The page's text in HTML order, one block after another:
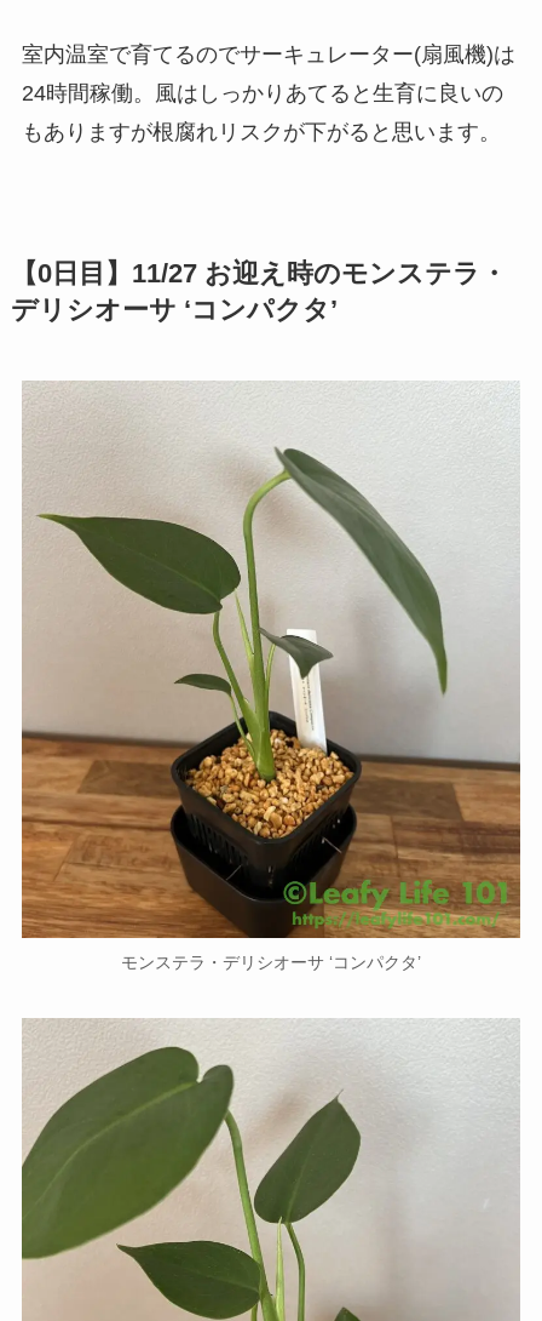
室内温室で育てるのでサーキュレーター(扇風機)は
24時間稼働。風はしっかりあてると生育に良いの
もありますが根腐れリスクが下がると思います。
【0日目】11/27 お迎え時のモンステラ・
デリシオーサ ‘コンパクタ’
モンステラ・デリシオーサ ‘コンパクタ’